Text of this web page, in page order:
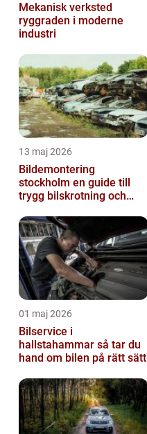
Mekanisk verksted
ryggraden i moderne
industri
13 maj 2026
Bildemontering
stockholm en guide till
trygg bilskrotning och
01 maj 2026
Bilservice i
hallstahammar så tar du
hand om bilen på rätt sätt